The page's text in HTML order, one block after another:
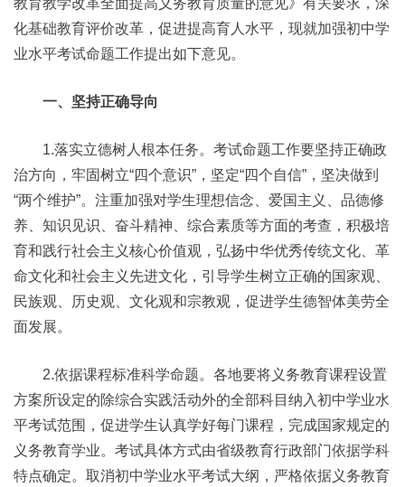
教育教学改革全面提高义务教育质量的意见》有关要求，深
化基础教育评价改革，促进提高育人水平，现就加强初中学
业水平考试命题工作提出如下意见。
一、坚持正确导向
1.落实立德树人根本任务。考试命题工作要坚持正确政
治方向，牢固树立“四个意识”，坚定“四个自信”，坚决做到
“两个维护”。注重加强对学生理想信念、爱国主义、品德修
养、知识见识、奋斗精神、综合素质等方面的考查，积极培
育和践行社会主义核心价值观，弘扬中华优秀传统文化、革
命文化和社会主义先进文化，引导学生树立正确的国家观、
民族观、历史观、文化观和宗教观，促进学生德智体美劳全
面发展。
2.依据课程标准科学命题。各地要将义务教育课程设置
方案所设定的除综合实践活动外的全部科目纳入初中学业水
平考试范围，促进学生认真学好每门课程，完成国家规定的
义务教育学业。考试具体方式由省级教育行政部门依据学科
特点确定。取消初中学业水平考试大纲，严格依据义务教育